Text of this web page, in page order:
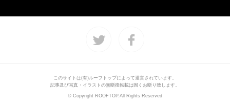
このサイトは(有)ルーフトップによって運営されています。
記事及び写真・イラストの無断復転載は固くお断り致します。
© Copyright ROOFTOP.All Rights Reserved